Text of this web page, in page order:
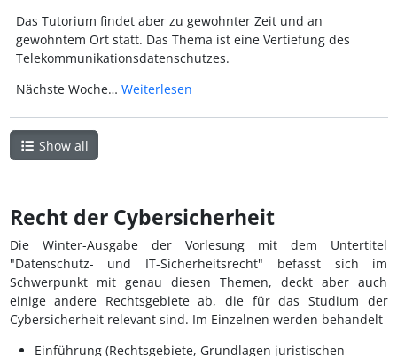
Das Tutorium findet aber zu gewohnter Zeit und an
gewohntem Ort statt. Das Thema ist eine Vertiefung des
Telekommunikationsdatenschutzes.
Nächste Woche… Weiterlesen
Show all
Recht der Cybersicherheit
Die Winter-Ausgabe der Vorlesung mit dem Untertitel
"Datenschutz- und IT-Sicherheitsrecht" befasst sich im
Schwerpunkt mit genau diesen Themen, deckt aber auch
einige andere Rechtsgebiete ab, die für das Studium der
Cybersicherheit relevant sind. Im Einzelnen werden behandelt
Einführung (Rechtsgebiete, Grundlagen juristischen